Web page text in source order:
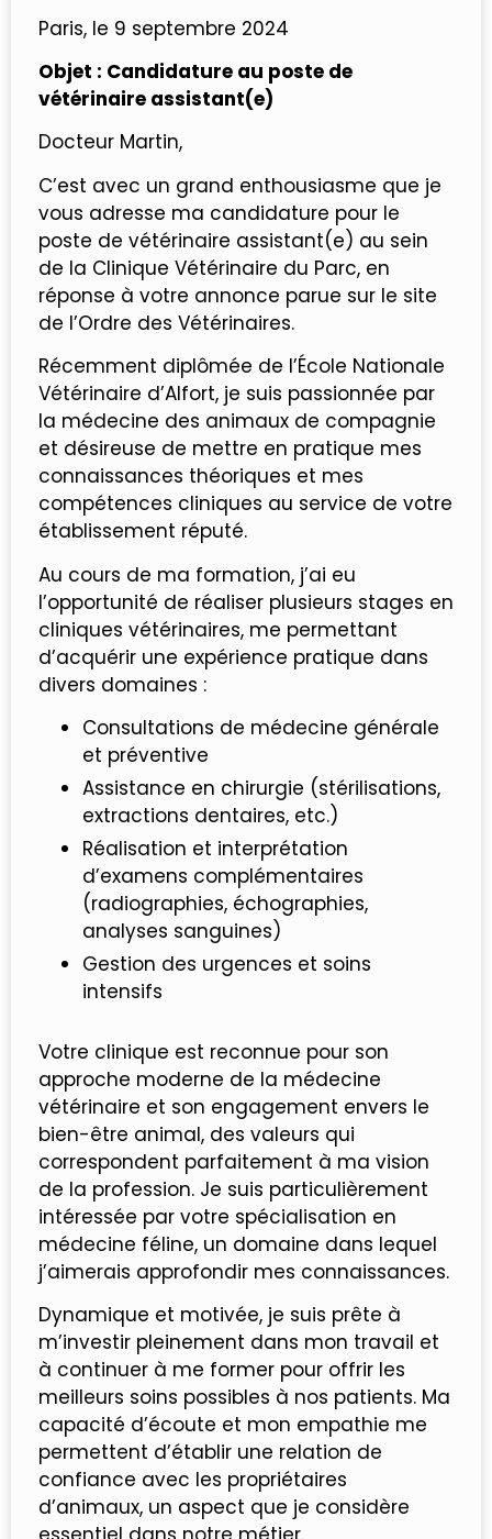
Paris, le 9 septembre 2024
Objet : Candidature au poste de
vétérinaire assistant(e)
Docteur Martin,
C’est avec un grand enthousiasme que je
vous adresse ma candidature pour le
poste de vétérinaire assistant(e) au sein
de la Clinique Vétérinaire du Parc, en
réponse à votre annonce parue sur le site
de l’Ordre des Vétérinaires.
Récemment diplômée de l’École Nationale
Vétérinaire d’Alfort, je suis passionnée par
la médecine des animaux de compagnie
et désireuse de mettre en pratique mes
connaissances théoriques et mes
compétences cliniques au service de votre
établissement réputé.
Au cours de ma formation, j’ai eu
l’opportunité de réaliser plusieurs stages en
cliniques vétérinaires, me permettant
d’acquérir une expérience pratique dans
divers domaines :
Consultations de médecine générale
et préventive
Assistance en chirurgie (stérilisations,
extractions dentaires, etc.)
Réalisation et interprétation
d’examens complémentaires
(radiographies, échographies,
analyses sanguines)
Gestion des urgences et soins
intensifs
Votre clinique est reconnue pour son
approche moderne de la médecine
vétérinaire et son engagement envers le
bien-être animal, des valeurs qui
correspondent parfaitement à ma vision
de la profession. Je suis particulièrement
intéressée par votre spécialisation en
médecine féline, un domaine dans lequel
j’aimerais approfondir mes connaissances.
Dynamique et motivée, je suis prête à
m’investir pleinement dans mon travail et
à continuer à me former pour offrir les
meilleurs soins possibles à nos patients. Ma
capacité d’écoute et mon empathie me
permettent d’établir une relation de
confiance avec les propriétaires
d’animaux, un aspect que je considère